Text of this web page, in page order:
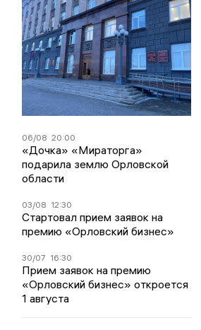
06/08 20:00
«Дочка» «Мираторга»
подарила землю Орловской
области
03/08 12:30
Стартовал прием заявок на
премию «Орловский бизнес»
30/07 16:30
Прием заявок на премию
«Орловский бизнес» откроется
1 августа